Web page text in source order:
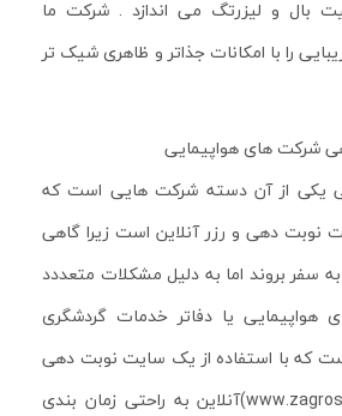
بال و لیزرتگ می اندازد . شرکت ما
را با امکانات جذاتر و ظاهری شیک تر
شرکت های هواپیمایی
یکی از آن دسته شرکت هایی است که
نوبت دهی و رزر آنلاین است زیرا گاهی
به سفر بروند اما به دلیل مشکلات متعددد
هواپیمایی یا دفاتر خدمات گردشگری
که با استفاده از یک سایت نوبت دهی
و رزرو (www.zagrosairlines.com)آنلاین به راحتی زمان بندی